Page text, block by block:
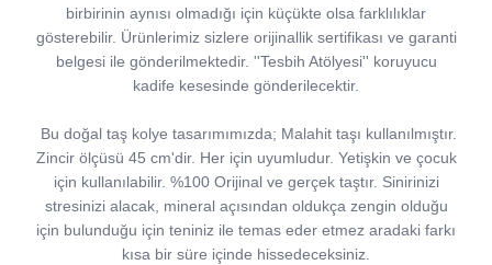
birbirinin aynısı olmadığı için küçükte olsa farklılıklar
gösterebilir. Ürünlerimiz sizlere orijinallik sertifikası ve garanti
belgesi ile gönderilmektedir. ''Tesbih Atölyesi'' koruyucu
kadife kesesinde gönderilecektir.
Bu doğal taş kolye tasarımımızda; Malahit taşı kullanılmıştır.
Zincir ölçüsü 45 cm'dir. Her için uyumludur. Yetişkin ve çocuk
için kullanılabilir. %100 Orijinal ve gerçek taştır. Sinirinizi
stresinizi alacak, mineral açısından oldukça zengin olduğu
için bulunduğu için teniniz ile temas eder etmez aradaki farkı
kısa bir süre içinde hissedeceksiniz.